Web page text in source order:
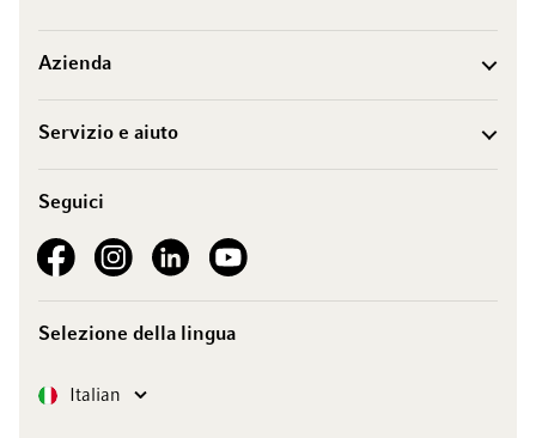
Azienda
Servizio e aiuto
Seguici
See our FacebookSee our Instagram account
See our LinkedInSee our YouTube channel
Selezione della lingua
Lingua Italian